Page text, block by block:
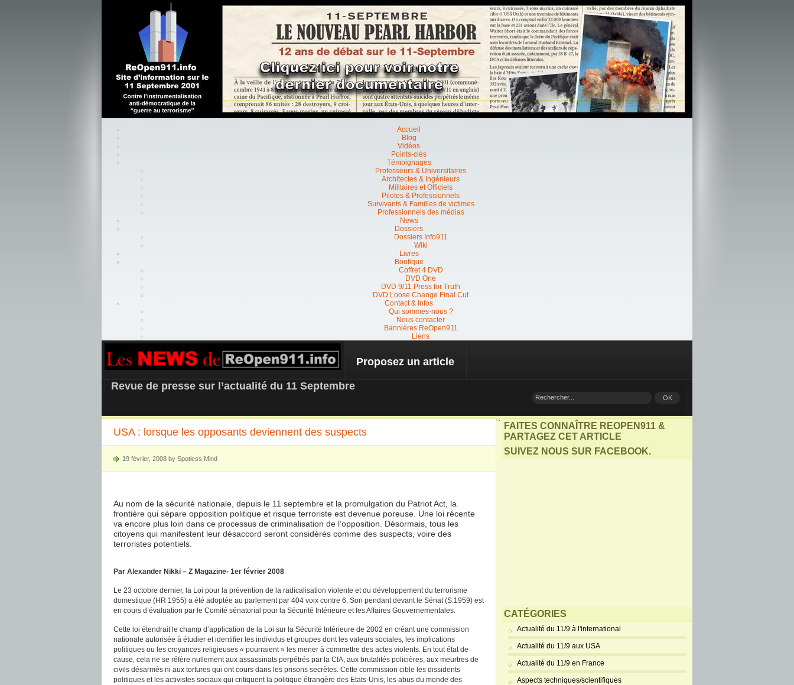
Accueil
Blog
Vidéos
Points-clés
Témoignages
Professeurs & Universitaires
Architectes & Ingénieurs
Militaires et Officiels
Pilotes & Professionnels
Survivants & Familles de victimes
Professionnels des médias
News
Dossiers
Dossiers Info911
Wiki
Livres
Boutique
Coffret 4 DVD
DVD One
DVD 9/11 Press for Truth
DVD Loose Change Final Cut
Contact & Infos
Qui sommes-nous ?
Nous contacter
Bannières ReOpen911
Liens
REOPEN911 – NEWS
Proposez un article
Revue de presse sur l’actualité du 11 Septembre
USA : lorsque les opposants deviennent des suspects
19 février, 2008 by Spotless Mind
Au nom de la sécurité nationale, depuis le 11 septembre et la promulgation du Patriot Act, la
frontière qui sépare opposition politique et risque terroriste est devenue poreuse. Une loi récente
va encore plus loin dans ce processus de criminalisation de l’opposition. Désormais, tous les
citoyens qui manifestent leur désaccord seront considérés comme des suspects, voire des
terroristes potentiels.
Par Alexander Nikki – Z Magazine- 1er février 2008
Le 23 octobre dernier, la Loi pour la prévention de la radicalisation violente et du développement du terrorisme
domestique (HR 1955) a été adoptée au parlement par 404 voix contre 6. Son pendant devant le Sénat (S.1959) est
en cours d’évaluation par le Comité sénatorial pour la Sécurité Intérieure et les Affaires Gouvernementales.
Cette loi étendrait le champ d’application de la Loi sur la Sécurité Intérieure de 2002 en créant une commission
nationale autorisée à étudier et identifier les individus et groupes dont les valeurs sociales, les implications
politiques ou les croyances religieuses « pourraient » les mener à commettre des actes violents. En tout état de
cause, cela ne se réfère nullement aux assassinats perpétrés par la CIA, aux brutalités policières, aux meurtres de
civils désarmés ni aux tortures qui ont cours dans les prisons secrètes. Cette commission cible les dissidents
politiques et les activistes sociaux qui critiquent la politique étrangère des Etats-Unis, les abus du monde des
``
FAITES CONNAÎTRE REOPEN911 &
PARTAGEZ CET ARTICLE
SUIVEZ NOUS SUR FACEBOOK.
CATÉGORIES
Actualité du 11/9 à l'international
Actualité du 11/9 aux USA
Actualité du 11/9 en France
Aspects techniques/scientifiques